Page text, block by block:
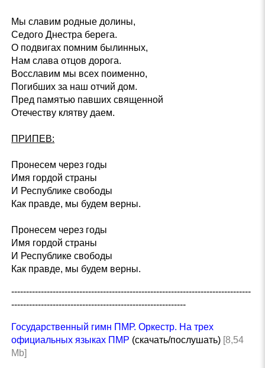
Мы славим родные долины,
Седого Днестра берега.
О подвигах помним былинных,
Нам слава отцов дорога.
Восславим мы всех поименно,
Погибших за наш отчий дом.
Пред памятью павших священной
Отечеству клятву даем.
ПРИПЕВ:
Пронесем через годы
Имя гордой страны
И Республике свободы
Как правде, мы будем верны.
Пронесем через годы
Имя гордой страны
И Республике свободы
Как правде, мы будем верны.
---------------------------------------------------------------------------------
-----------------------------------------------------------
Государственный гимн ПМР. Оркестр. На трех
официальных языках ПМР (скачать/послушать) [8,54
Mb]